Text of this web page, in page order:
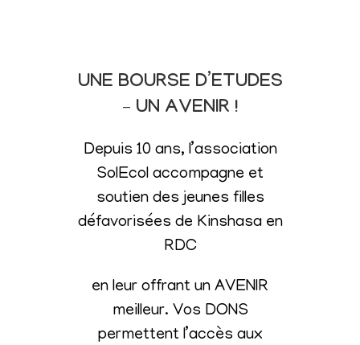
UNE BOURSE D’ETUDES
– UN AVENIR !
Depuis 10 ans, l’association
SolEcol accompagne et
soutien des jeunes filles
défavorisées de Kinshasa en
RDC
en leur offrant un AVENIR
meilleur. Vos DONS
permettent l’accès aux